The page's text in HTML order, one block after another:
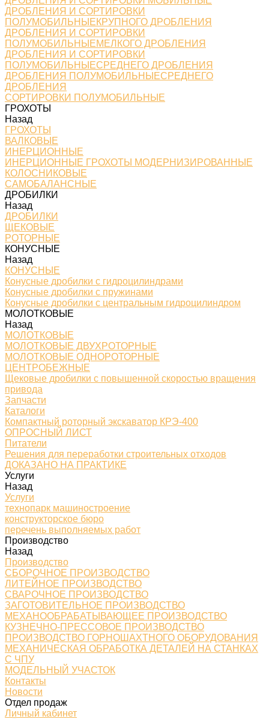
ДРОБЛЕНИЯ И СОРТИРОВКИ
ПОЛУМОБИЛЬНЫЕКРУПНОГО ДРОБЛЕНИЯ
ДРОБЛЕНИЯ И СОРТИРОВКИ
ПОЛУМОБИЛЬНЫЕМЕЛКОГО ДРОБЛЕНИЯ
ДРОБЛЕНИЯ И СОРТИРОВКИ
ПОЛУМОБИЛЬНЫЕСРЕДНЕГО ДРОБЛЕНИЯ
ДРОБЛЕНИЯ ПОЛУМОБИЛЬНЫЕСРЕДНЕГО
ДРОБЛЕНИЯ
СОРТИРОВКИ ПОЛУМОБИЛЬНЫЕ
ГРОХОТЫ
Назад
ГРОХОТЫ
ВАЛКОВЫЕ
ИНЕРЦИОННЫЕ
ИНЕРЦИОННЫЕ ГРОХОТЫ МОДЕРНИЗИРОВАННЫЕ
КОЛОСНИКОВЫЕ
САМОБАЛАНСНЫЕ
ДРОБИЛКИ
Назад
ДРОБИЛКИ
ЩЕКОВЫЕ
РОТОРНЫЕ
КОНУСНЫЕ
Назад
КОНУСНЫЕ
Конусные дробилки с гидроцилиндрами
Конусные дробилки с пружинами
Конусные дробилки с центральным гидроцилиндром
МОЛОТКОВЫЕ
Назад
МОЛОТКОВЫЕ
МОЛОТКОВЫЕ ДВУХРОТОРНЫЕ
МОЛОТКОВЫЕ ОДНОРОТОРНЫЕ
ЦЕНТРОБЕЖНЫЕ
Щековые дробилки с повышенной скоростью вращения
привода
Запчасти
Каталоги
Компактный роторный экскаватор КРЭ-400
ОПРОСНЫЙ ЛИСТ
Питатели
Решения для переработки строительных отходов
ДОКАЗАНО НА ПРАКТИКЕ
Услуги
Назад
Услуги
технопарк машиностроение
конструкторское бюро
перечень выполняемых работ
Производство
Назад
Производство
СБОРОЧНОЕ ПРОИЗВОДСТВО
ЛИТЕЙНОЕ ПРОИЗВОДСТВО
СВАРОЧНОЕ ПРОИЗВОДСТВО
ЗАГОТОВИТЕЛЬНОЕ ПРОИЗВОДСТВО
МЕХАНООБРАБАТЫВАЮЩЕЕ ПРОИЗВОДСТВО
КУЗНЕЧНО-ПРЕССОВОЕ ПРОИЗВОДСТВО
ПРОИЗВОДСТВО ГОРНОШАХТНОГО ОБОРУДОВАНИЯ
МЕХАНИЧЕСКАЯ ОБРАБОТКА ДЕТАЛЕЙ НА СТАНКАХ
С ЧПУ
МОДЕЛЬНЫЙ УЧАСТОК
Контакты
Новости
Отдел продаж
Личный кабинет